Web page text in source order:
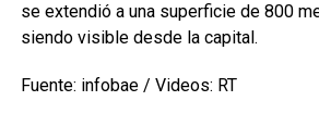
se extendió a una superficie de 800
siendo visible desde la capital.
Fuente: infobae / Videos: RT